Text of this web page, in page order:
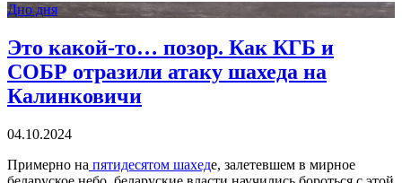
Дно дня
Это какой-то… позор. Как КГБ и
СОБР отразили атаку шахеда на
Калинковичи
04.10.2024
Примерно на пятидесятом шахеде, залетевшем в мирное